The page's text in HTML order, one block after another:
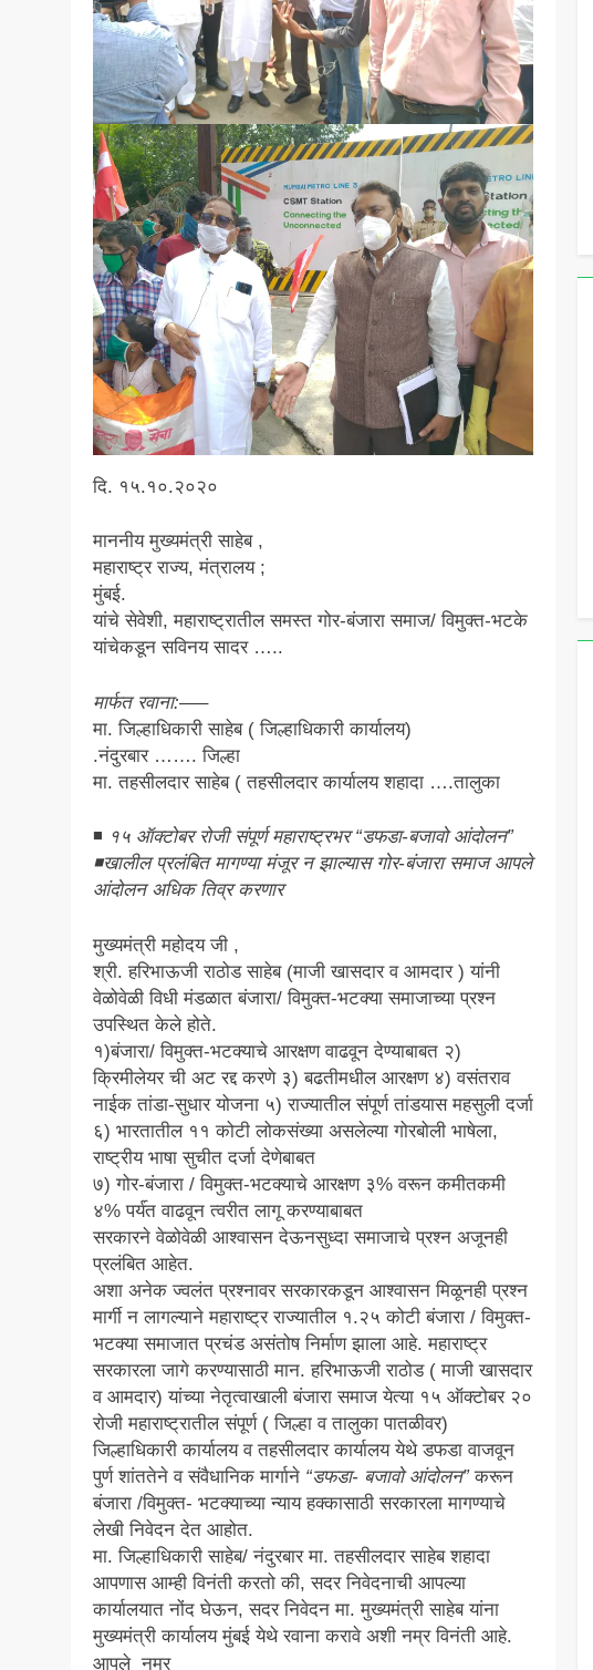
दि. १५.१०.२०२०
माननीय मुख्यमंत्री साहेब ,
महाराष्ट्र राज्य, मंत्रालय ;
मुंबई.
यांचे सेवेशी, महाराष्ट्रातील समस्त गोर-बंजारा समाज/ विमुक्त-भटके
यांचेकडून सविनय सादर …..
मार्फत रवाना:—–
मा. जिल्हाधिकारी साहेब ( जिल्हाधिकारी कार्यालय)
.नंदुरबार ……. जिल्हा
मा. तहसीलदार साहेब ( तहसीलदार कार्यालय शहादा ….तालुका
◾ १५ ऑक्टोबर रोजी संपूर्ण महाराष्ट्रभर “डफडा-बजावो आंदोलन”
◾खालील प्रलंबित मागण्या मंजूर न झाल्यास गोर-बंजारा समाज आपले
आंदोलन अधिक तिव्र करणार
मुख्यमंत्री महोदय जी ,
श्री. हरिभाऊजी राठोड साहेब (माजी खासदार व आमदार ) यांनी
वेळोवेळी विधी मंडळात बंजारा/ विमुक्त-भटक्या समाजाच्या प्रश्न
उपस्थित केले होते.
१)बंजारा/ विमुक्त-भटक्याचे आरक्षण वाढवून देण्याबाबत २)
क्रिमीलेयर ची अट रद्द करणे ३) बढतीमधील आरक्षण ४) वसंतराव
नाईक तांडा-सुधार योजना ५) राज्यातील संपूर्ण तांडयास महसुली दर्जा
६) भारतातील ११ कोटी लोकसंख्या असलेल्या गोरबोली भाषेला,
राष्ट्रीय भाषा सुचीत दर्जा देणेबाबत
७) गोर-बंजारा / विमुक्त-भटक्याचे आरक्षण ३% वरून कमीतकमी
४% पर्य॔त वाढवून त्वरीत लागू करण्याबाबत
सरकारने वेळोवेळी आश्वासन देऊनसुध्दा समाजाचे प्रश्न अजूनही
प्रलंबित आहेत.
अशा अनेक ज्वलंत प्रश्नावर सरकारकडून आश्वासन मिळूनही प्रश्न
मार्गी न लागल्याने महाराष्ट्र राज्यातील १.२५ कोटी बंजारा / विमुक्त-
भटक्या समाजात प्रचंड असंतोष निर्माण झाला आहे. महाराष्ट्र
सरकारला जागे करण्यासाठी मान. हरिभाऊजी राठोड ( माजी खासदार
व आमदार) यांच्या नेतृत्वाखाली बंजारा समाज येत्या १५ ऑक्टोबर २०
रोजी महाराष्ट्रातील संपूर्ण ( जिल्हा व तालुका पातळीवर)
जिल्हाधिकारी कार्यालय व तहसीलदार कार्यालय येथे डफडा वाजवून
पुर्ण शांततेने व संवैधानिक मार्गाने “डफडा- बजावो आंदोलन”करून
बंजारा /विमुक्त- भटक्याच्या न्याय हक्कासाठी सरकारला मागण्याचे
लेखी निवेदन देत आहोत.
मा. जिल्हाधिकारी साहेब/ नंदुरबार मा. तहसीलदार साहेब शहादा
आपणास आम्ही विनंती करतो की, सदर निवेदनाची आपल्या
कार्यालयात नोंद घेऊन, सदर निवेदन मा. मुख्यमंत्री साहेब यांना
मुख्यमंत्री कार्यालय मुंबई येथे रवाना करावे अशी नम्र विनंती आहे.
आपले नम्र